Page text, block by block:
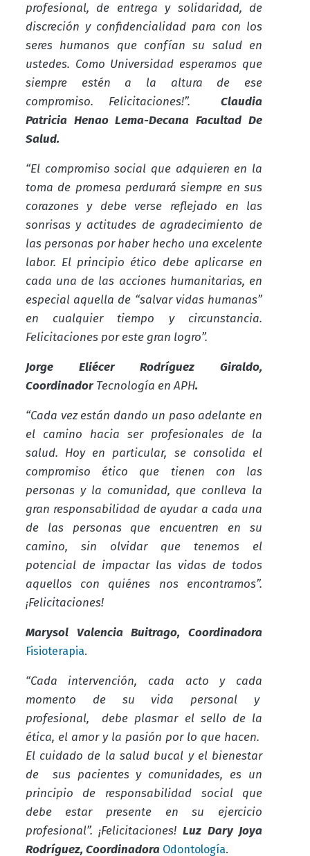
profesional, de entrega y solidaridad, de
discreción y confidencialidad para con los
seres humanos que confían su salud en
ustedes. Como Universidad esperamos que
siempre estén a la altura de ese
compromiso. Felicitaciones!”.Claudia
Patricia Henao Lema-Decana Facultad De
Salud.
“El compromiso social que adquieren en la
toma de promesa perdurará siempre en sus
corazones y debe verse reflejado en las
sonrisas y actitudes de agradecimiento de
las personas por haber hecho una excelente
labor. El principio ético debe aplicarse en
cada una de las acciones humanitarias, en
especial aquella de “salvar vidas humanas”
en cualquier tiempo y circunstancia.
Felicitaciones por este gran logro”.
Jorge Eliécer Rodríguez Giraldo,
CoordinadorTecnología en APH.
“Cada vez están dando un paso adelante en
el camino hacia ser profesionales de la
salud. Hoy en particular, se consolida el
compromiso ético que tienen con las
personas y la comunidad, que conlleva la
gran responsabilidad de ayudar a cada una
de las personas que encuentren en su
camino, sin olvidar que tenemos el
potencial de impactar las vidas de todos
aquellos con quiénes nos encontramos”.
¡Felicitaciones!
Marysol Valencia Buitrago, Coordinadora
Fisioterapia.
“Cada intervención, cada acto y cada
momento de su vida personal y
profesional, debe plasmar el sello de la
ética, el amor y la pasión por lo que hacen.
El cuidado de la salud bucal y el bienestar
de sus pacientes y comunidades, es un
principio de responsabilidad social que
debe estar presente en su ejercicio
profesional”. ¡Felicitaciones! Luz Dary Joya
Rodríguez, Coordinadora Odontología.